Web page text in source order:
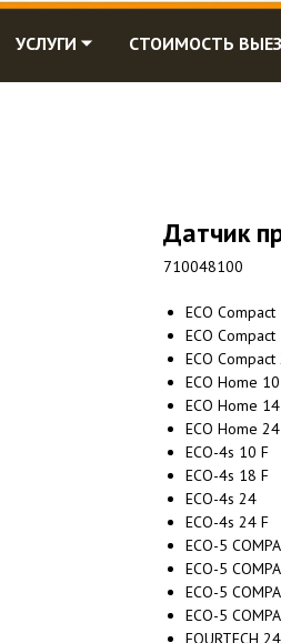
УСЛУГИ ⏷ СТОИМОСТЬ
Датчик
710048100
ECO
ECO
ECO
ECO Home
ECO Home
ECO Home
ECO-4s 10 F
ECO-4s 18 F
ECO-4s 24
ECO-4s 24 F
ECO-5
ECO-5
ECO-5
ECO-5
FOURTECH 24